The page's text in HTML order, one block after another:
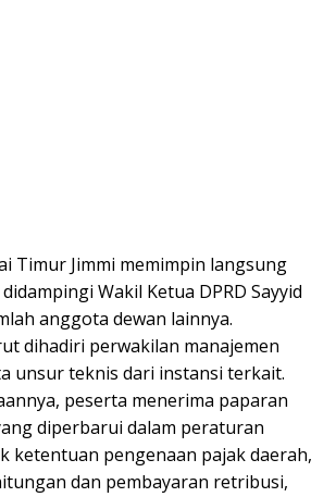
Timur Jimmi memimpin langsung
Wakil Ketua DPRD Sayyid
anggota dewan lainnya.
dihadiri perwakilan manajemen
unsur teknis dari instansi terkait.
peserta menerima paparan
diperbarui dalam peraturan
ketentuan pengenaan pajak daerah,
dan pembayaran retribusi,